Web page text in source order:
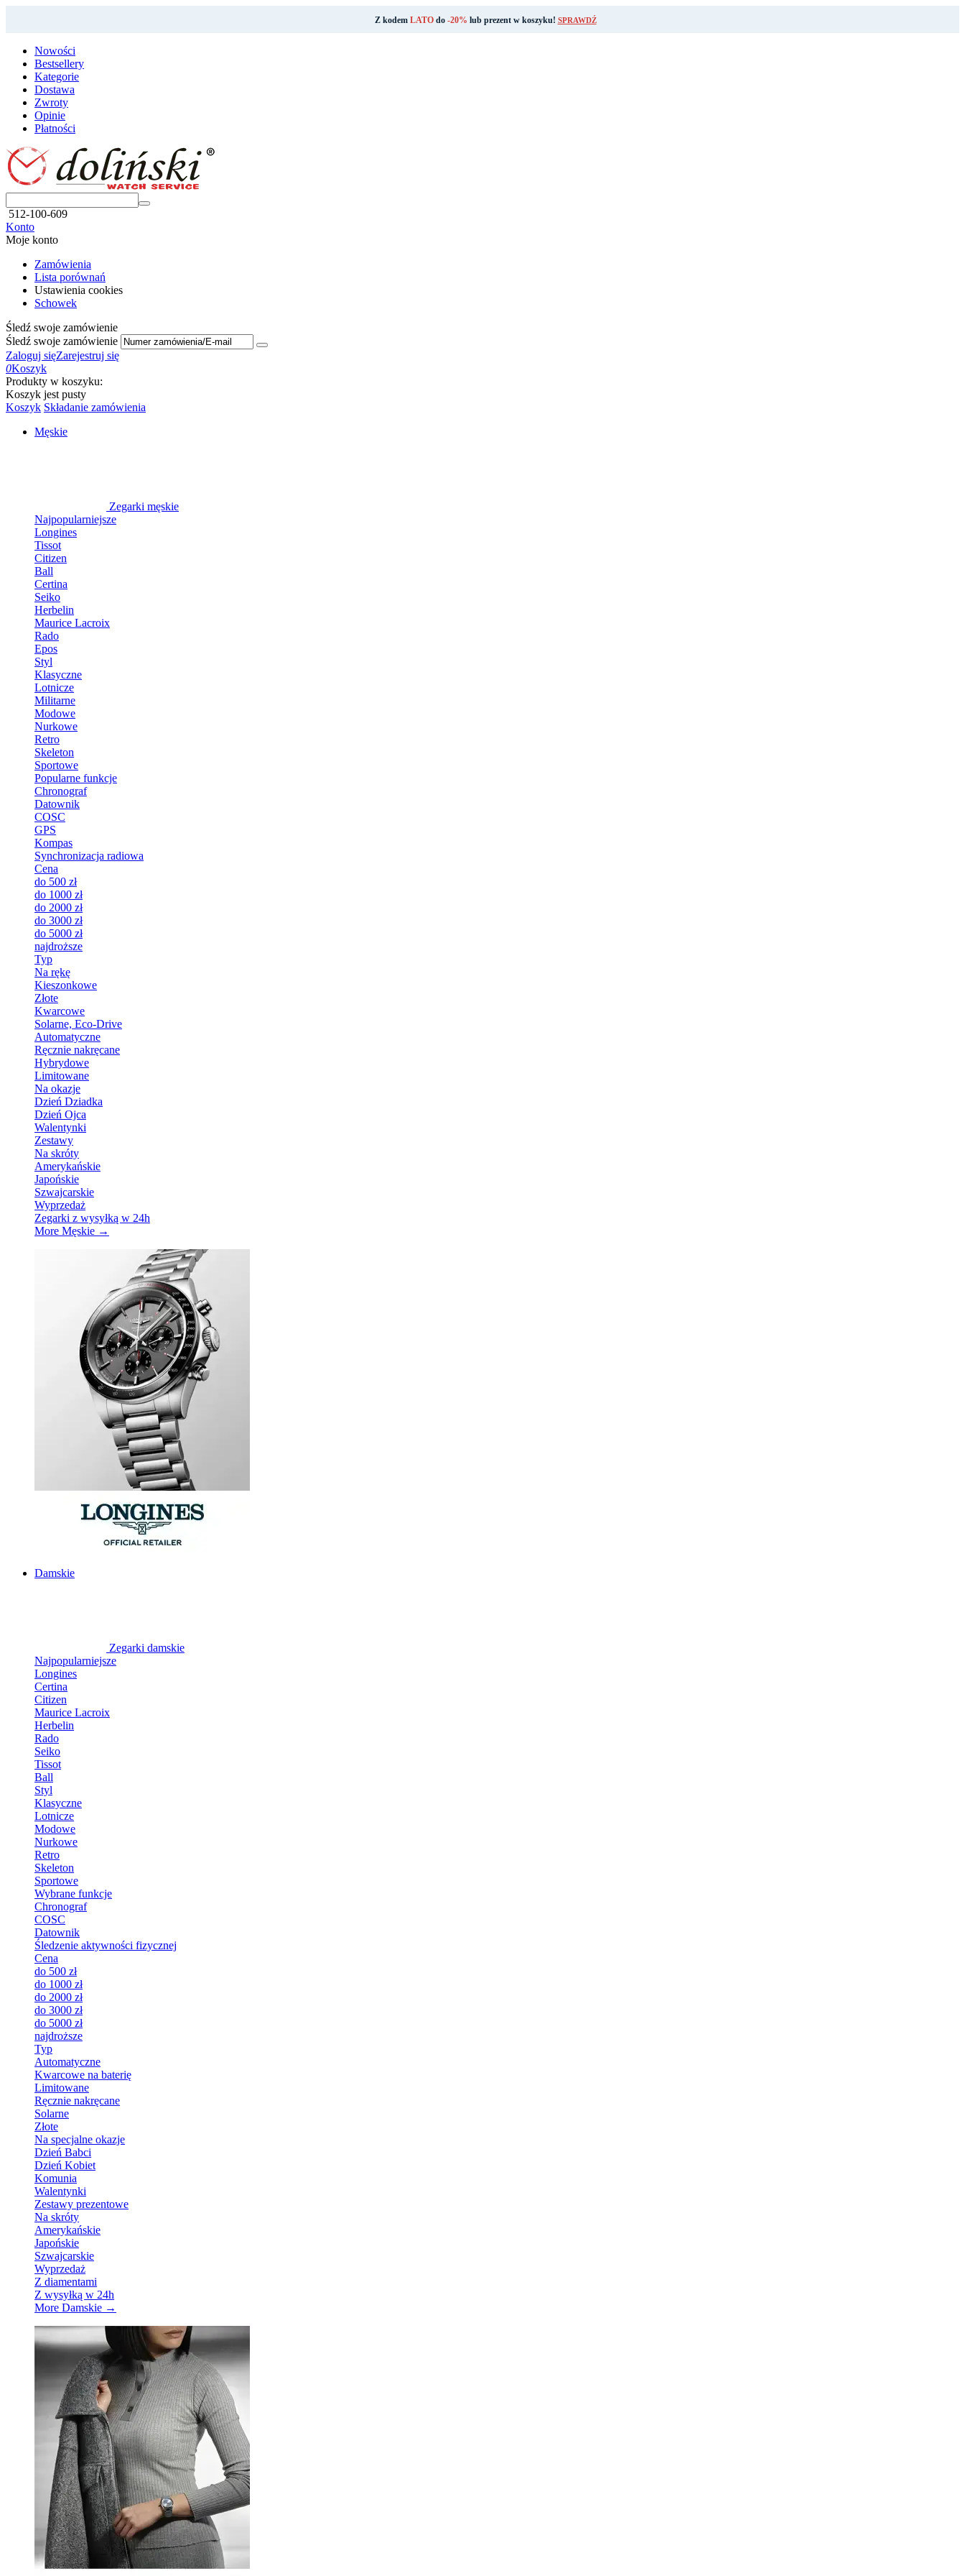
Z kodem LATOdo -20% lub prezent w koszyku! SPRAWDŹ
Nowości
Bestsellery
Kategorie
Dostawa
Zwroty
Opinie
Płatności
512-100-609
Konto
Moje konto
Zamówienia
Lista porównań
Ustawienia cookies
Schowek
Śledź swoje zamówienie
Śledź swoje zamówienie
Zaloguj sięZarejestruj się
0Koszyk
Produkty w koszyku:
Koszyk jest pusty
Koszyk Składanie zamówienia
Męskie
Zegarki męskie
Najpopularniejsze
Longines
Tissot
Citizen
Ball
Certina
Seiko
Herbelin
Maurice Lacroix
Rado
Epos
Styl
Klasyczne
Lotnicze
Militarne
Modowe
Nurkowe
Retro
Skeleton
Sportowe
Popularne funkcje
Chronograf
Datownik
COSC
GPS
Kompas
Synchronizacja radiowa
Cena
do 500 zł
do 1000 zł
do 2000 zł
do 3000 zł
do 5000 zł
najdroższe
Typ
Na rękę
Kieszonkowe
Złote
Kwarcowe
Solarne, Eco-Drive
Automatyczne
Ręcznie nakręcane
Hybrydowe
Limitowane
Na okazje
Dzień Dziadka
Dzień Ojca
Walentynki
Zestawy
Na skróty
Amerykańskie
Japońskie
Szwajcarskie
Wyprzedaż
Zegarki z wysyłką w 24h
More Męskie →
Damskie
Zegarki damskie
Najpopularniejsze
Longines
Certina
Citizen
Maurice Lacroix
Herbelin
Rado
Seiko
Tissot
Ball
Styl
Klasyczne
Lotnicze
Modowe
Nurkowe
Retro
Skeleton
Sportowe
Wybrane funkcje
Chronograf
COSC
Datownik
Śledzenie aktywności fizycznej
Cena
do 500 zł
do 1000 zł
do 2000 zł
do 3000 zł
do 5000 zł
najdroższe
Typ
Automatyczne
Kwarcowe na baterię
Limitowane
Ręcznie nakręcane
Solarne
Złote
Na specjalne okazje
Dzień Babci
Dzień Kobiet
Komunia
Walentynki
Zestawy prezentowe
Na skróty
Amerykańskie
Japońskie
Szwajcarskie
Wyprzedaż
Z diamentami
Z wysyłką w 24h
More Damskie →